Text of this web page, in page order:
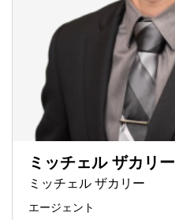
ミッチェル ザカリー
ミッチェル ザカリー
エージェント